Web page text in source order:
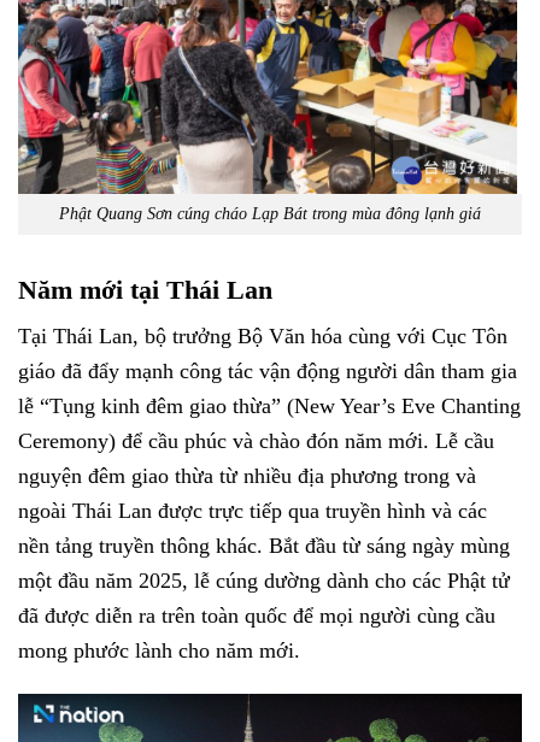
Phật Quang Sơn cúng cháo Lạp Bát trong mùa đông lạnh giá
Năm mới tại Thái Lan
Tại Thái Lan, bộ trưởng Bộ Văn hóa cùng với Cục Tôn
giáo đã đẩy mạnh công tác vận động người dân tham gia
lễ “Tụng kinh đêm giao thừa” (New Year’s Eve Chanting
Ceremony) để cầu phúc và chào đón năm mới. Lễ cầu
nguyện đêm giao thừa từ nhiều địa phương trong và
ngoài Thái Lan được trực tiếp qua truyền hình và các
nền tảng truyền thông khác. Bắt đầu từ sáng ngày mùng
một đầu năm 2025, lễ cúng dường dành cho các Phật tử
đã được diễn ra trên toàn quốc để mọi người cùng cầu
mong phước lành cho năm mới.